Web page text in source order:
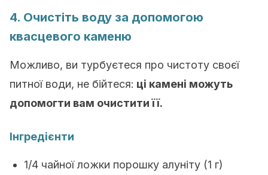
4. Очистіть воду за допомогою
квасцевого каменю
Можливо, ви турбуєтеся про чистоту своєї
питної води, не бійтеся: ці камені можуть
допомогти вам очистити її.
Інгредієнти
1/4 чайної ложки порошку алуніту (1 г)